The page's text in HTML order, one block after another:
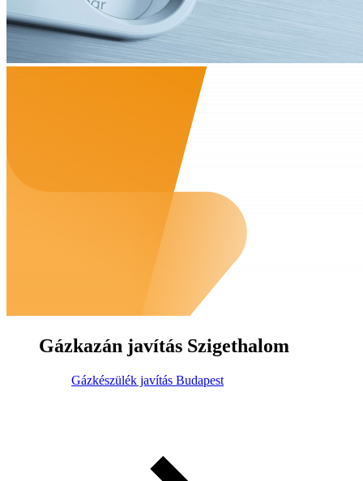
Gázkazán javítás Szigethalom
Gázkészülék javítás Budapest